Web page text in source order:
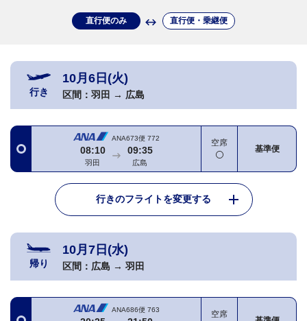
直行便のみ 直行便・乗継便
行き
10月6日(火)
区間： 羽田 → 広島
ANA673便 772
08:10
羽田
09:35
広島
空席
基準便
行きのフライトを変更する
帰り
10月7日(水)
区間： 広島 → 羽田
ANA686便 763 空席